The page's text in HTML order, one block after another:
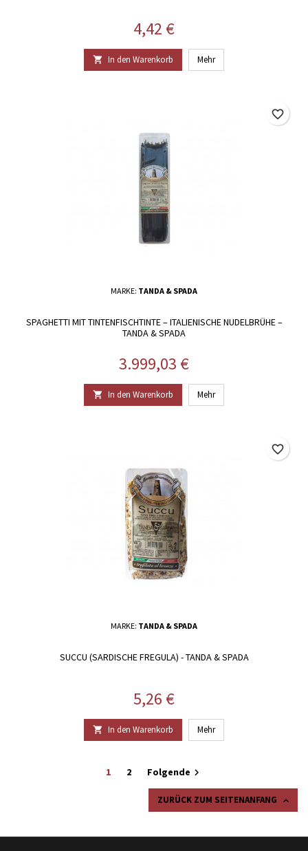
Preis
4,42 €
 In den Warenkorb Mehr
MARKE: TANDA & SPADA
SPAGHETTI MIT TINTENFISCHTINTE – ITALIENISCHE NUDELBRÜHE –
TANDA & SPADA
Preis
3.999,03 €
 In den Warenkorb Mehr
favorite_border
MARKE: TANDA & SPADA
SUCCU (SARDISCHE FREGULA) - TANDA & SPADA
Preis
5,26 €
 In den Warenkorb Mehr
favorite_border
1 2 Folgende 
ZURÜCK ZUM SEITENANFANG 